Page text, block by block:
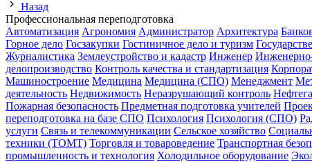
Назад
Профессиональная переподготовка
Автоматизация Агрономия Администратор Архитектура
Горное дело Госзакупки Гостиничное дело и туризм
Журналистика Землеустройство и кадастр Инженер
делопроизводство Контроль качества и стандартизация
Машиностроение Медицина Медицина (СПО) Менеджмент
деятельность Недвижимость Неразрушающий контроль
Пожарная безопасность Предметная подготовка учителей
переподготовка на базе СПО Психология Психология (СПО)
услуги Связь и телекоммуникации Сельское хозяйство
техники (ТОМТ) Торговля и товароведение Транспортная
промышленность и технология Холодильное оборудование